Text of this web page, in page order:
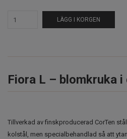
LÄGG I KORGEN
Fiora L – blomkruka i
Tillverkad av finskproducerad CorTen
kolstål, men specialbehandlad så att